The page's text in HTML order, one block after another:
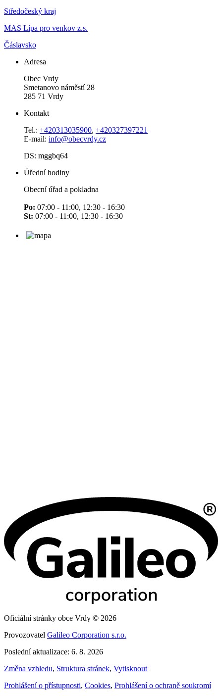
Středočeský kraj
MAS Lípa pro venkov z.s.
Čáslavsko
Adresa
Obec Vrdy
Smetanovo náměstí 28
285 71 Vrdy
Kontakt
Tel.: +420313035900, +420327397221
E-mail: info@obecvrdy.cz
DS: mggbq64
Úřední hodiny
Obecní úřad a pokladna
Po: 07:00 - 11:00, 12:30 - 16:30
St: 07:00 - 11:00, 12:30 - 16:30
Oficiální stránky obce Vrdy © 2026
Provozovatel Galileo Corporation s.r.o.
Poslední aktualizace: 6. 8. 2026
Změna vzhledu, Struktura stránek, Vytisknout
Prohlášení o přístupnosti, Cookies, Prohlášení o ochraně soukromí